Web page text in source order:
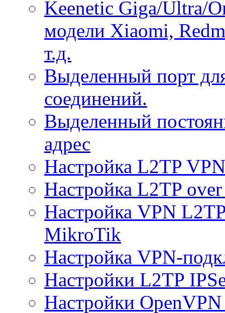
Keenetic Giga/Ultra/
модели Xiaomi,
т.д.
Выделенный порт
соединений.
Выделенный
адрес
Настройка L2TP
Настройка L2TP
Настройка VPN
MikroTik
Настройка VPN-
Настройки L2TP
Настройки